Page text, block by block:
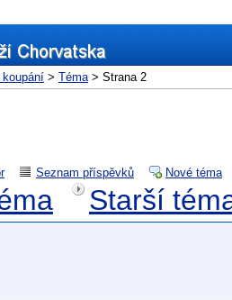
koupání > Téma> Strana 2
Seznam příspěvků Nové téma
Starší